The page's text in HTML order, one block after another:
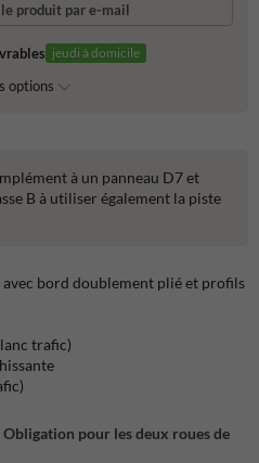
produit par e-mail
jeudi à domicile
options
à un panneau D7 et
B à utiliser également la piste
bord doublement plié et profils
trafic)
pour les deux roues de